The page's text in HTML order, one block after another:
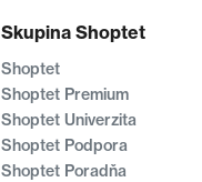
Skupina Shoptet
Shoptet
Shoptet Premium
Shoptet Univerzita
Shoptet Podpora
Shoptet Poradňa